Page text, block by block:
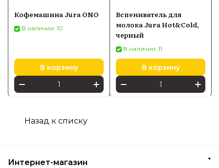
Кофемашина Jura ONO
В наличии: 10
В корзину
Вспениватель для
молока Jura Hot&Cold,
черный
В наличии: 11
В корзину
Назад к списку
Интернет-магазин